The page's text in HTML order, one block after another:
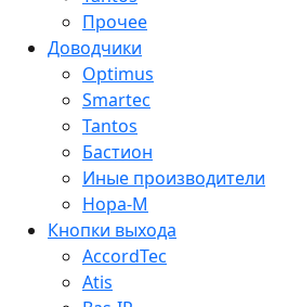
Прочее
Доводчики
Optimus
Smartec
Tantos
Бастион
Иные производители
Нора-М
Кнопки выхода
AccordTec
Atis